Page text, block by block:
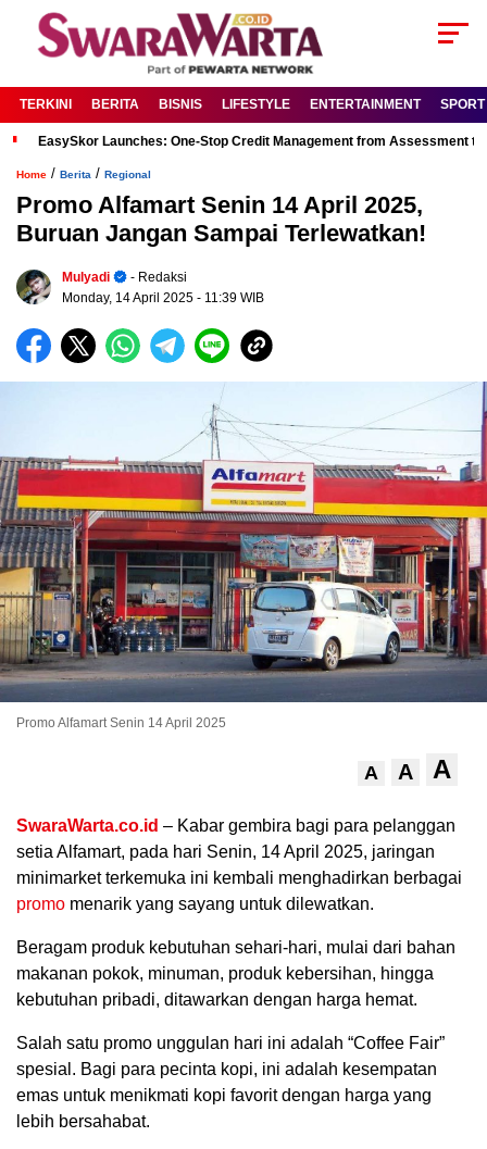
TERKINI BERITA BISNIS LIFESTYLE ENTERTAINMENT SPORT
EasySkor Launches: One-Stop Credit Management from Assessment
Home / Berita / Regional
Promo Alfamart Senin 14 April 2025,
Buruan Jangan Sampai Terlewatkan!
Mulyadi
- Redaksi
Monday, 14 April 2025 - 11:39 WIB
Promo Alfamart Senin 14 April 2025
A A A
SwaraWarta.co.id – Kabar gembira bagi para pelanggan
setia Alfamart, pada hari Senin, 14 April 2025, jaringan
minimarket terkemuka ini kembali menghadirkan berbagai
promo menarik yang sayang untuk dilewatkan.
Beragam produk kebutuhan sehari-hari, mulai dari bahan
makanan pokok, minuman, produk kebersihan, hingga
kebutuhan pribadi, ditawarkan dengan harga hemat.
Salah satu promo unggulan hari ini adalah “Coffee Fair”
spesial. Bagi para pecinta kopi, ini adalah kesempatan
emas untuk menikmati kopi favorit dengan harga yang
lebih bersahabat.